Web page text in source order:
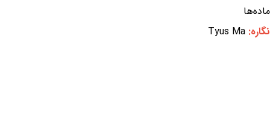
ماده‌ها
نگاره: Tyus Ma